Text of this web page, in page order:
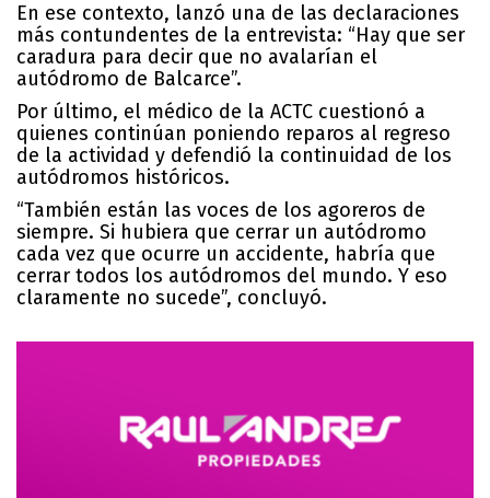
En ese contexto, lanzó una de las declaraciones
más contundentes de la entrevista: “Hay que ser
caradura para decir que no avalarían el
autódromo de Balcarce”.
Por último, el médico de la ACTC cuestionó a
quienes continúan poniendo reparos al regreso
de la actividad y defendió la continuidad de los
autódromos históricos.
“También están las voces de los agoreros de
siempre. Si hubiera que cerrar un autódromo
cada vez que ocurre un accidente, habría que
cerrar todos los autódromos del mundo. Y eso
claramente no sucede”, concluyó.